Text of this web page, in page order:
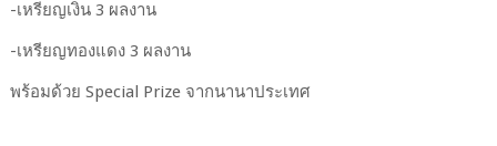
-เหรียญเงิน 3 ผลงาน
-เหรียญทองแดง 3 ผลงาน
พร้อมด้วย Special Prize จากนานาประเทศ